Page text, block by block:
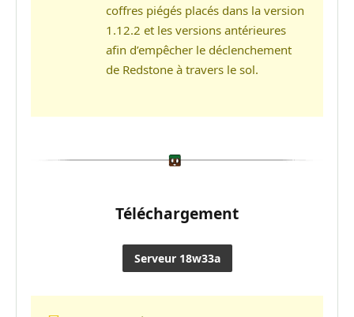
coffres piégés placés dans la version
1.12.2 et les versions antérieures
afin d’empêcher le déclenchement
de Redstone à travers le sol.
Téléchargement
Serveur 18w33a